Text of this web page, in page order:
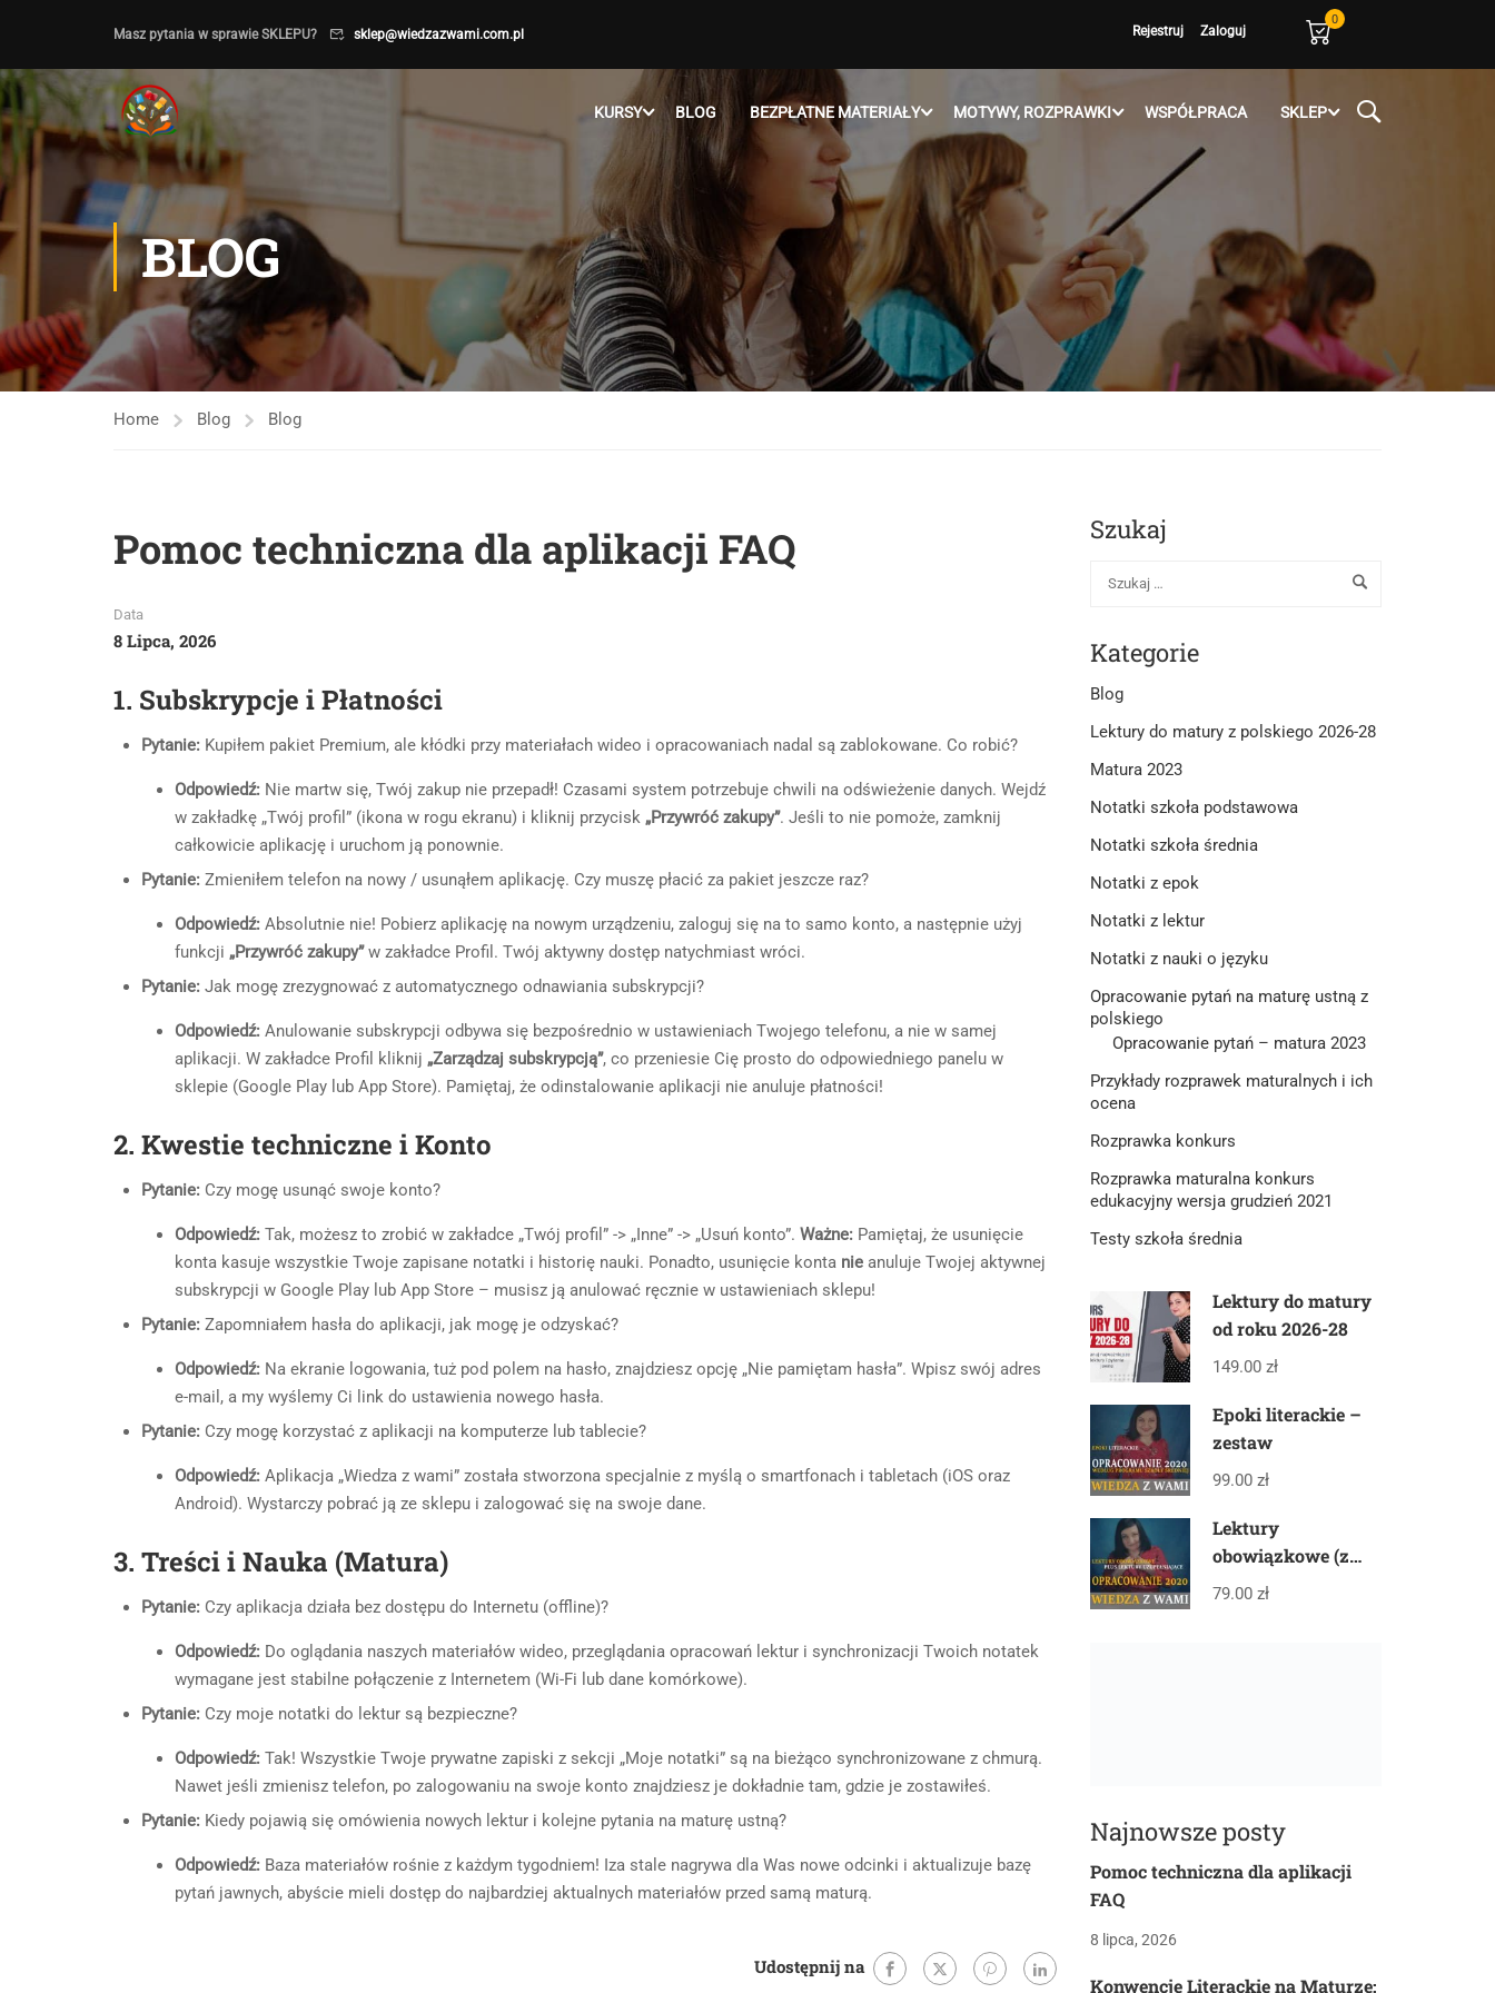
Masz pytania w sprawie SKLEPU? sklep@wiedzazwami.com.pl Rejestruj Zaloguj
0
KURSY BLOG BEZPŁATNE MATERIAŁY MOTYWY, ROZPRAWKI WSPÓŁPRACA SKLEP
BLOG
Home Blog Blog
Pomoc techniczna dla aplikacji FAQ
Data
8 Lipca, 2026
1. Subskrypcje i Płatności
Pytanie: Kupiłem pakiet Premium, ale kłódki przy materiałach wideo i opracowaniach nadal są zablokowane. Co robić?
Odpowiedź: Nie martw się, Twój zakup nie przepadł! Czasami system potrzebuje chwili na odświeżenie danych. Wejdź
w zakładkę „Twój profil” (ikona w rogu ekranu) i kliknij przycisk „Przywróć zakupy”. Jeśli to nie pomoże, zamknij
całkowicie aplikację i uruchom ją ponownie.
Pytanie: Zmieniłem telefon na nowy / usunąłem aplikację. Czy muszę płacić za pakiet jeszcze raz?
Odpowiedź: Absolutnie nie! Pobierz aplikację na nowym urządzeniu, zaloguj się na to samo konto, a następnie użyj
funkcji „Przywróć zakupy”w zakładce Profil. Twój aktywny dostęp natychmiast wróci.
Pytanie: Jak mogę zrezygnować z automatycznego odnawiania subskrypcji?
Odpowiedź: Anulowanie subskrypcji odbywa się bezpośrednio w ustawieniach Twojego telefonu, a nie w samej
aplikacji. W zakładce Profil kliknij „Zarządzaj subskrypcją”, co przeniesie Cię prosto do odpowiedniego panelu w
sklepie (Google Play lub App Store). Pamiętaj, że odinstalowanie aplikacji nie anuluje płatności!
2. Kwestie techniczne i Konto
Pytanie: Czy mogę usunąć swoje konto?
Odpowiedź: Tak, możesz to zrobić w zakładce „Twój profil” -> „Inne” -> „Usuń konto”. Ważne: Pamiętaj, że usunięcie
konta kasuje wszystkie Twoje zapisane notatki i historię nauki. Ponadto, usunięcie konta nie anuluje Twojej aktywnej
subskrypcji w Google Play lub App Store – musisz ją anulować ręcznie w ustawieniach sklepu!
Pytanie: Zapomniałem hasła do aplikacji, jak mogę je odzyskać?
Odpowiedź: Na ekranie logowania, tuż pod polem na hasło, znajdziesz opcję „Nie pamiętam hasła”. Wpisz swój adres
e-mail, a my wyślemy Ci link do ustawienia nowego hasła.
Pytanie: Czy mogę korzystać z aplikacji na komputerze lub tablecie?
Odpowiedź: Aplikacja „Wiedza z wami” została stworzona specjalnie z myślą o smartfonach i tabletach (iOS oraz
Android). Wystarczy pobrać ją ze sklepu i zalogować się na swoje dane.
3. Treści i Nauka (Matura)
Pytanie: Czy aplikacja działa bez dostępu do Internetu (offline)?
Odpowiedź: Do oglądania naszych materiałów wideo, przeglądania opracowań lektur i synchronizacji Twoich notatek
wymagane jest stabilne połączenie z Internetem (Wi-Fi lub dane komórkowe).
Pytanie: Czy moje notatki do lektur są bezpieczne?
Odpowiedź: Tak! Wszystkie Twoje prywatne zapiski z sekcji „Moje notatki” są na bieżąco synchronizowane z chmurą.
Nawet jeśli zmienisz telefon, po zalogowaniu na swoje konto znajdziesz je dokładnie tam, gdzie je zostawiłeś.
Pytanie: Kiedy pojawią się omówienia nowych lektur i kolejne pytania na maturę ustną?
Odpowiedź: Baza materiałów rośnie z każdym tygodniem! Iza stale nagrywa dla Was nowe odcinki i aktualizuje bazę
pytań jawnych, abyście mieli dostęp do najbardziej aktualnych materiałów przed samą maturą.
Udostępnij na
Szukaj
Kategorie
Blog
Lektury do matury z polskiego 2026-28
Matura 2023
Notatki szkoła podstawowa
Notatki szkoła średnia
Notatki z epok
Notatki z lektur
Notatki z nauki o języku
Opracowanie pytań na maturę ustną z
polskiego
Opracowanie pytań – matura 2023
Przykłady rozprawek maturalnych i ich
ocena
Rozprawka konkurs
Rozprawka maturalna konkurs
edukacyjny wersja grudzień 2021
Testy szkoła średnia
Lektury do matury
od roku 2026-28
149.00 zł
Epoki literackie –
zestaw
99.00 zł
Lektury
obowiązkowe (z
gwiazdką) plus
79.00 zł
Najnowsze posty
Pomoc techniczna dla aplikacji
FAQ
8 lipca, 2026
Konwencje Literackie na Maturze: